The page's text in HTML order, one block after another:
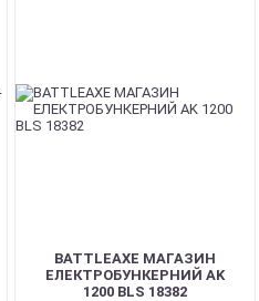
BATTLEAXE МАГАЗИН
ЕЛЕКТРОБУНКЕРНИЙ AK
1200 BLS 18382